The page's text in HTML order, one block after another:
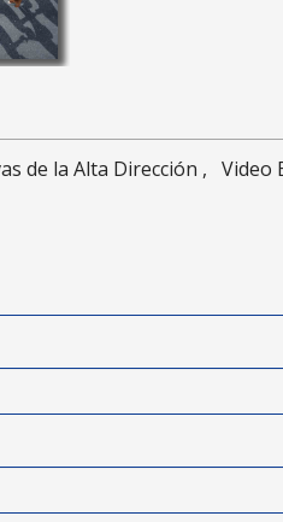
de la Alta Dirección , Video